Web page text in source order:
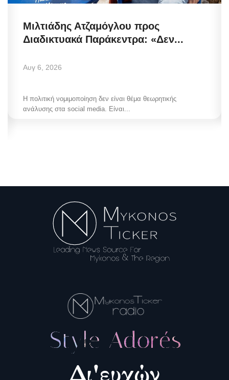
Μιλτιάδης Ατζαμόγλου προς
Διαδικτυακά Παράκεντρα: «Δεν...
Αυγ 6, 2026
Η πολιτική νομιμοποίηση δεν είναι θέμα θεωρητικής
ανάλυσης στα social media. Είναι...